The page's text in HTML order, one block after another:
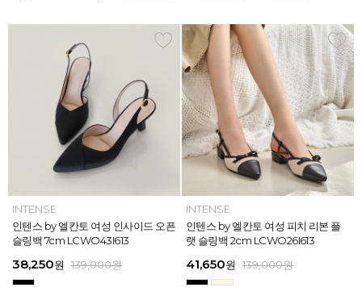
INTENSE
인텐스 by 엘칸토 여성 위빙 스트랩
플랫 샌들 2.5cm LCWW05I626
45,900원 159,000원
MAZZ
마쯔 by 엘칸토 여성 와이드 위빙 크
로스 컴포트 뮬 3.5cm LCWW62M6
45,900원 159,000원
INTENSE
인텐스 by 엘칸토 여성 인사이드 오픈
슬링백 7cm LCWO43I613
38,250원 139,000원
INTENSE
인텐스 by 엘칸토 여성 피치 리본 플
랫 슬링백 2cm LCWO26I613
41,650원 139,000원
MAZZ
마쯔 by 엘칸토 여성 미니버클 캐주얼
로퍼 2.5cm LCWC02M613
28,720원 159,000원
INTENSE
인텐스 by 엘칸토 여성 피치 리본 더
블 스트랩 메리제인 2cm LCWD97I6
45,900원 159,000원
MAZZ
마쯔 by 엘칸토 여성 슈레이스 포인트
고프코어 스니커즈 3cm LCWS03M
31,920원 169,000원
MAZZ
마쯔 by 엘칸토 여성 별자수 어글리
스니커즈 3.5cm LCWS04M613
39,900원 169,000원
INTENSE
인텐스 by 엘칸토 여성 위빙 스트랩
플랫 샌들 2.5cm LCWW05I626
45,900원 159,000원
MAZZ
마쯔 by 엘칸토 여성 와이드 위빙 크
로스 컴포트 뮬 3.5cm LCWW62M6
45,900원 159,000원
INTENSE
인텐스 by 엘칸토 여성 인사이드 오픈
슬링백 7cm LCWO43I613
38,250원 139,000원
INTENSE
인텐스 by 엘칸토 여성 피치 리본 플
랫 슬링백 2cm LCWO26I613
41,650원 139,000원